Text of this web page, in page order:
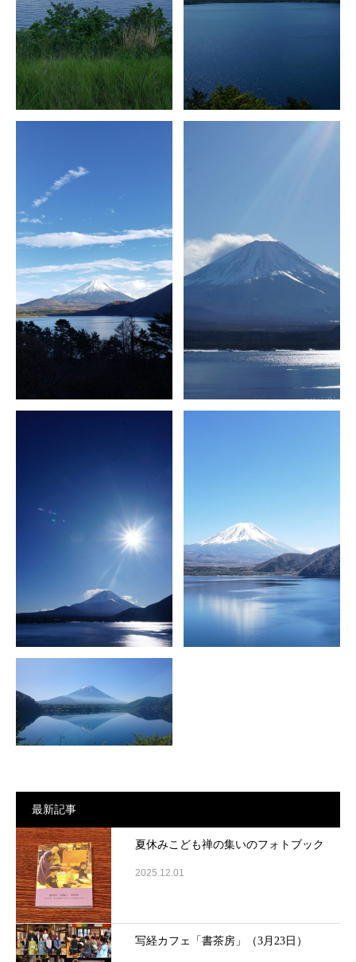
最新記事
夏休みこども禅の集いのフォトブック
2025.12.01
写経カフェ「書茶房」（3月23日）